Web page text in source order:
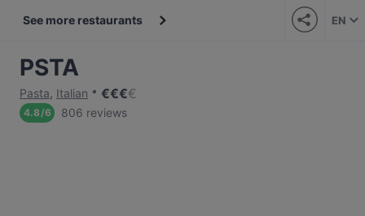
See more restaurants EN
PSTA
Pasta, Italian €€€€
4.8/6 806 reviews